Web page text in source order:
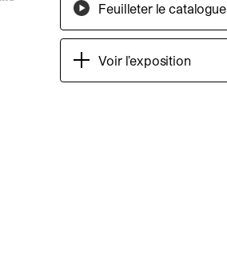
Feuilleter le catalogue
Voir l’exposition